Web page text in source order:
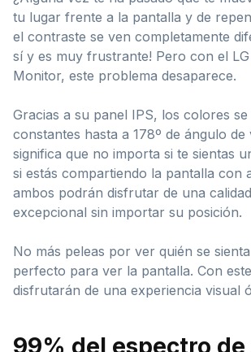
tu lugar frente a la pantalla y de
el contraste se ven completamente
sí y es muy frustrante! Pero con el
Monitor, este problema desaparece.
Gracias a su panel IPS, los colores se
constantes hasta a 178º de ángulo de
significa que no importa si te sientas
si estás compartiendo la pantalla con
ambos podrán disfrutar de una
excepcional sin importar su posición.
No más peleas por ver quién se
perfecto para ver la pantalla. Con
disfrutarán de una experiencia visual